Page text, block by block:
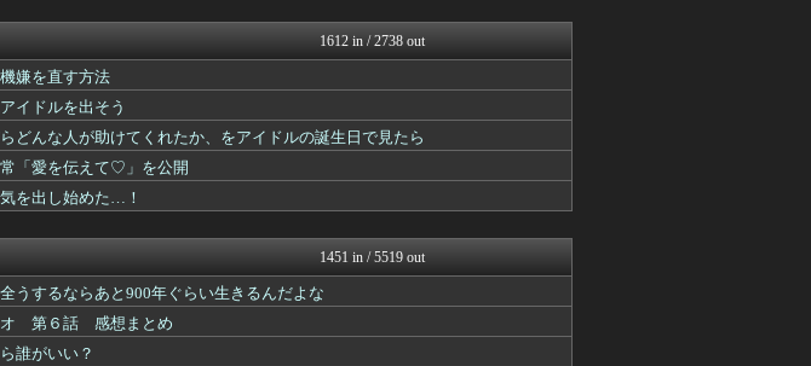
漫画まとめ速報
ニュー速VIPブログ(`･...
！
何か思ってた奴と...
してしまう。全く反省してな...
アニゲー速報
して認められる
おたくみくす 声優まとめ
たと話題にｗｗｗ
GUNDAM.LOG｜ガン...
う
それからの出来事() アイ...
でバトルと思惑が重な...
ああ言えばForYou
イズフィギュア【彩色...
fig速
」→欧米で馬鹿にさ...
アニゲー速報
「ムダに東大卒」
いけなかった理由ってガチ...
アニゲー速報
1612 in / 2738 out
嫌を直す方法
イドルを出そう
どんな人が助けてくれたか、をアイドルの誕生日で見たら
「愛を伝えて♡」を公開
を出し始めた…！
1451 in / 5519 out
うするならあと900年ぐらい生きるんだよな
オ 第６話 感想まとめ
誰がいい？